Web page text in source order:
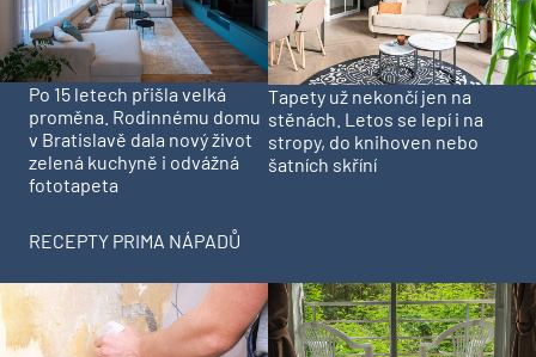
Po 15 letech přišla velká
proměna. Rodinnému domu
v Bratislavě dala nový život
zelená kuchyně i odvážná
fototapeta
Tapety už nekončí jen na
stěnách. Letos se lepí i na
stropy, do knihoven nebo
šatních skříní
RECEPTY PRIMA NÁPADŮ